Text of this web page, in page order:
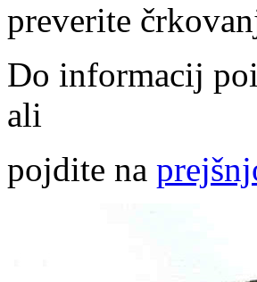
preverite
Do informacij
ali
pojdite na